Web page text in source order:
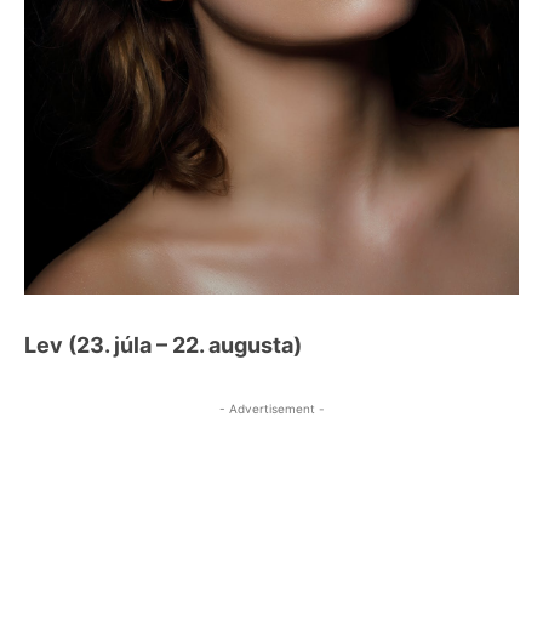
Lev (23. júla – 22. augusta)
- Advertisement -